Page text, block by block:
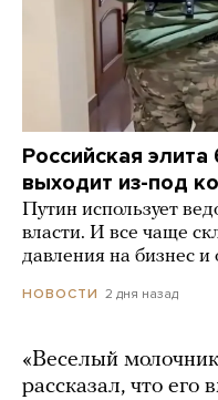
Российская
выходит из-под
Путин использует
власти. И все чаще
давления на бизнес
НОВОСТИ 2 дня назад
«Веселый
рассказал, что его